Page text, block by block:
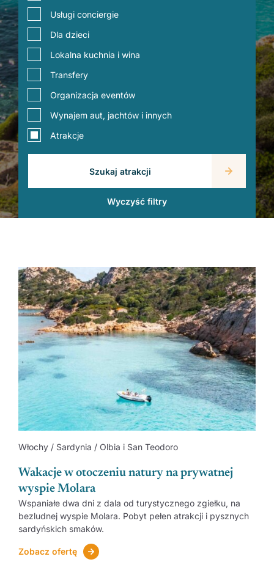
Usługi conciergie
Dla dzieci
Lokalna kuchnia i wina
Transfery
Organizacja eventów
Wynajem aut, jachtów i innych
Atrakcje
Szukaj atrakcji
Wyczyść filtry
Włochy / Sardynia / Olbia i San Teodoro
Wakacje w otoczeniu natury na prywatnej
wyspie Molara
Wspaniałe dwa dni z dala od turystycznego zgiełku, na
bezludnej wyspie Molara. Pobyt pełen atrakcji i pysznych
sardyńskich smaków.
Zobacz ofertę